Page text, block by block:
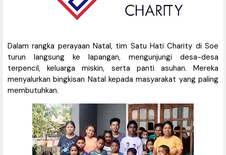
Dalam rangka perayaan Natal, tim Satu Hati Charity di Soe
turun langsung ke lapangan, mengunjungi desa-desa
terpencil, keluarga miskin, serta panti asuhan. Mereka
menyalurkan bingkisan Natal kepada masyarakat yang paling
membutuhkan.